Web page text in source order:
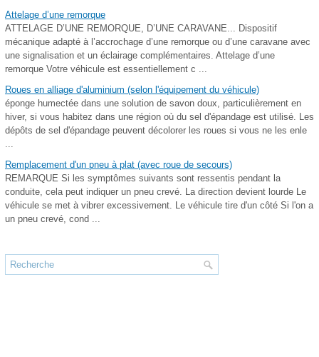
Attelage d’une remorque
ATTELAGE D’UNE REMORQUE, D’UNE CARAVANE... Dispositif
mécanique adapté à l’accrochage d’une remorque ou d’une caravane avec
une signalisation et un éclairage complémentaires. Attelage d’une
remorque Votre véhicule est essentiellement c ...
Roues en alliage d'aluminium (selon l'équipement du véhicule)
éponge humectée dans une solution de savon doux, particulièrement en
hiver, si vous habitez dans une région où du sel d'épandage est utilisé. Les
dépôts de sel d'épandage peuvent décolorer les roues si vous ne les enle
...
Remplacement d'un pneu à plat (avec roue de secours)
REMARQUE Si les symptômes suivants sont ressentis pendant la
conduite, cela peut indiquer un pneu crevé. La direction devient lourde Le
véhicule se met à vibrer excessivement. Le véhicule tire d'un côté Si l'on a
un pneu crevé, cond ...